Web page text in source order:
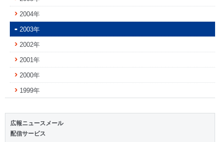
2004年
2003年
2002年
2001年
2000年
1999年
広報ニュースメール
配信サービス